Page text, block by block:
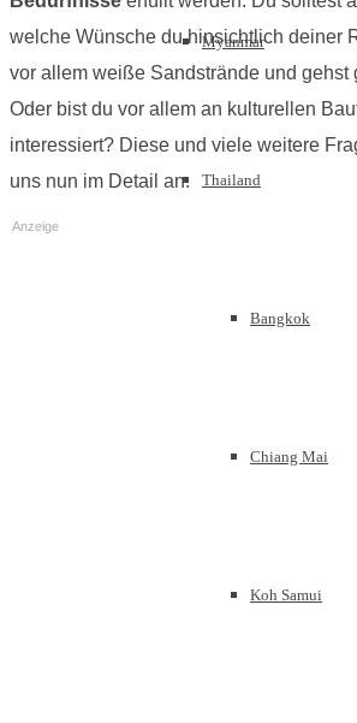
Myanmar
Thailand
Bangkok
Chiang Mai
Koh Samui
welche Wünsche du hinsichtlich deiner
vor allem weiße Sandstrände und gehst
Oder bist du vor allem an kulturellen
interessiert? Diese und viele weitere
uns nun im Detail an.
Anzeige